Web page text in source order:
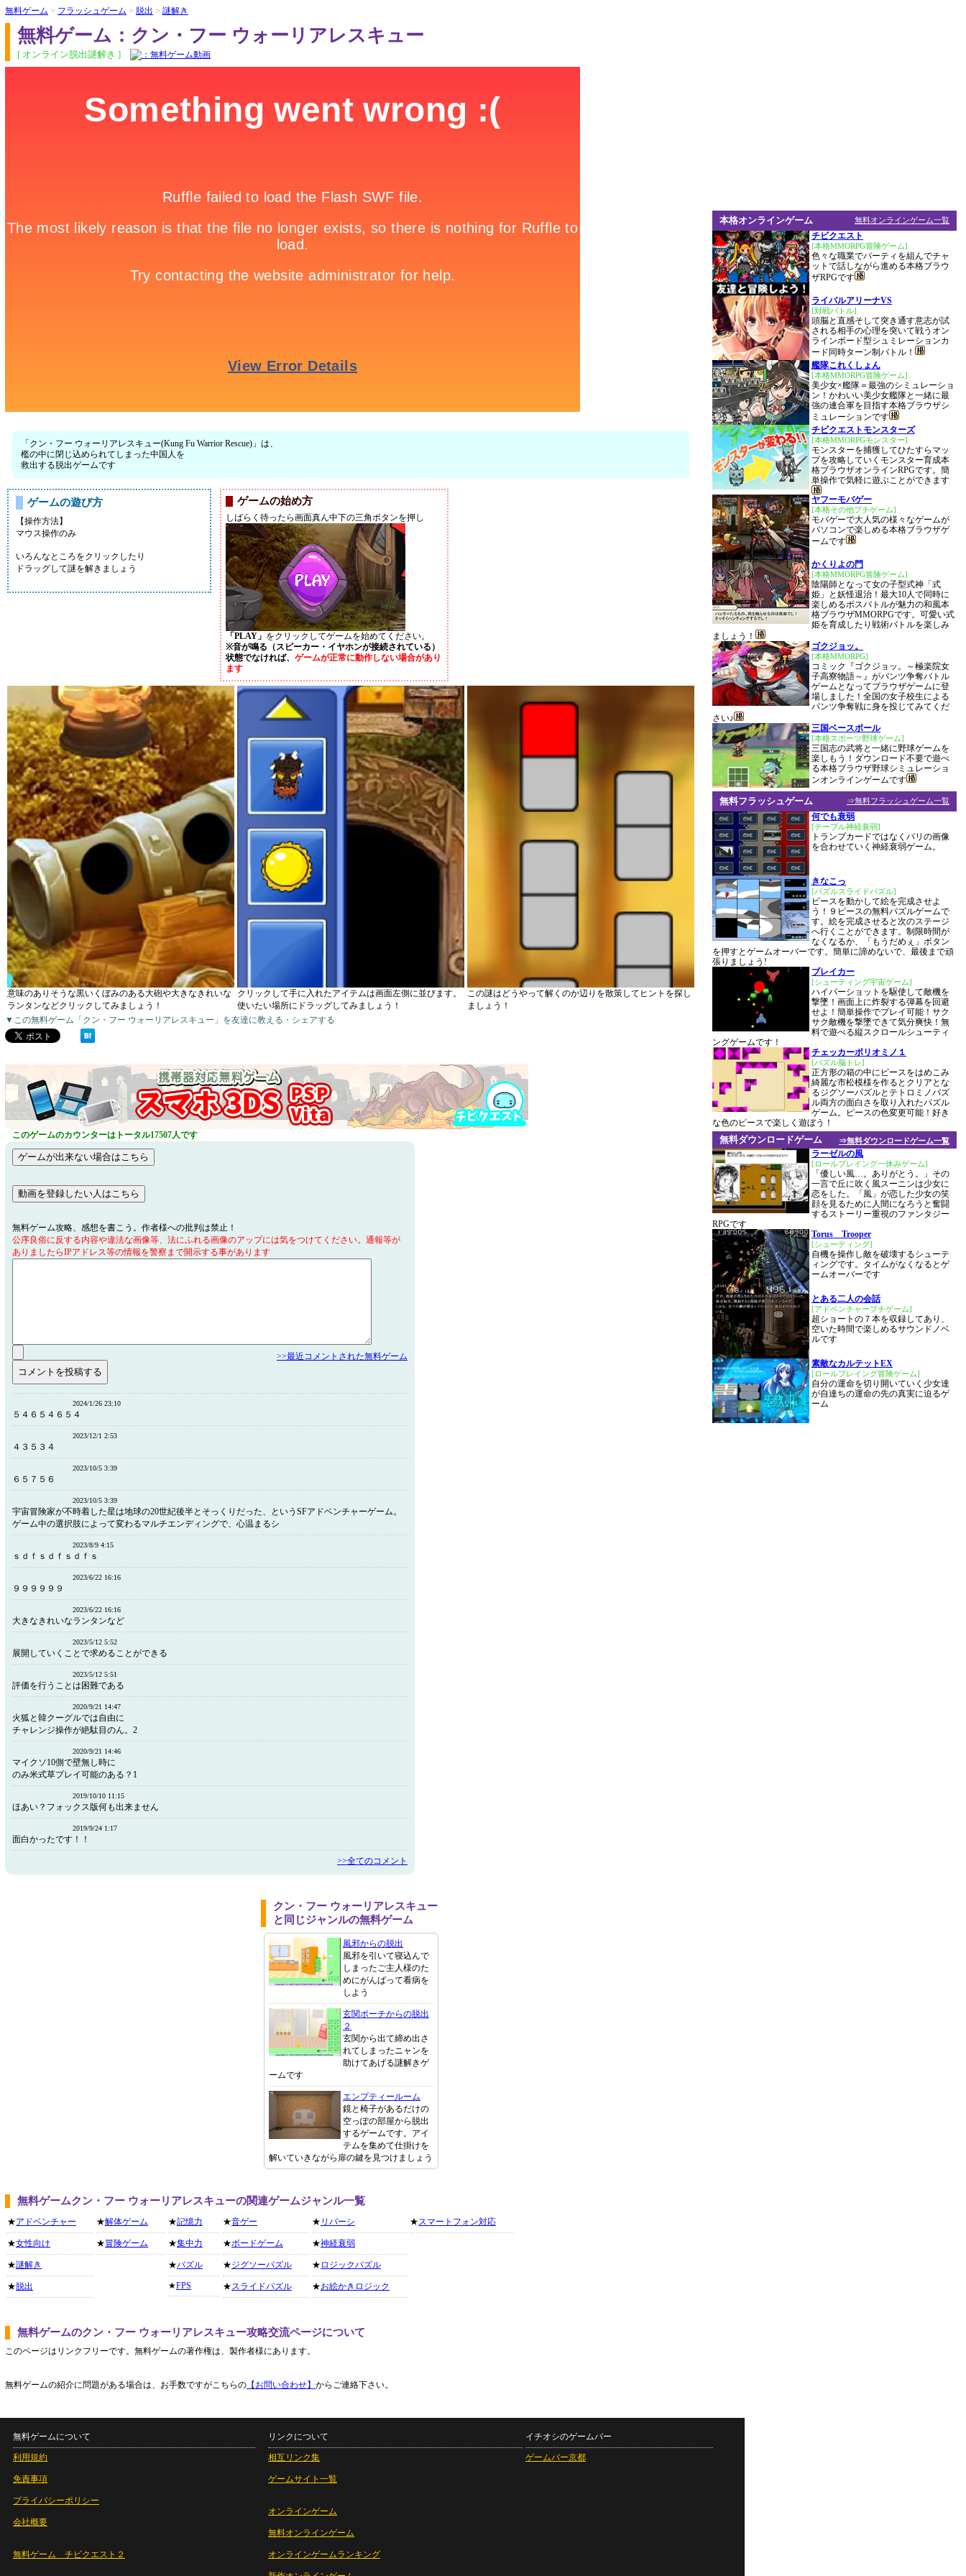
無料ゲーム > フラッシュゲーム > 脱出 > 謎解き
無料ゲーム：クン・フー ウォーリアレスキュー
[ オンライン脱出謎解き ]
「クン・フー ウォーリアレスキュー(Kung Fu Warrior Rescue)」は、
檻の中に閉じ込められてしまった中国人を
救出する脱出ゲームです
ゲームの遊び方
【操作方法】
マウス操作のみ
いろんなところをクリックしたり
ドラッグして謎を解きましょう
ゲームの始め方
しばらく待ったら画面真ん中下の三角ボタンを押し
「PLAY」 をクリックしてゲームを始めてください。
※音が鳴る（スピーカー・イヤホンが接続されている）
状態でなければ、 ゲームが正常に動作しない場合があり
ます
意味のありそうな黒いくぼみのある大砲や大きなきれいな
ランタンなどクリックしてみましょう！
クリックして手に入れたアイテムは画面左側に並びます。
使いたい場所にドラッグしてみましょう！
この謎はどうやって解くのか辺りを散策してヒントを探し
ましょう！
▼この無料ゲーム「クン・フー ウォーリアレスキュー」を友達に教える・シェアする
このゲームのカウンターはトータル17507人です
無料ゲーム攻略、感想を書こう。作者様への批判は禁止！
公序良俗に反する内容や違法な画像等、法にふれる画像のアップには気をつけてください。通報等が
ありましたらIPアドレス等の情報を警察まで開示する事があります
>>最近コメントされた無料ゲーム
2024/1/26 23:10
５４６５４６５４
2023/12/1 2:53
４３５３４
2023/10/5 3:39
６５７５６
2023/10/5 3:39
宇宙冒険家が不時着した星は地球の20世紀後半とそっくりだった、というSFアドベンチャーゲーム。
ゲーム中の選択肢によって変わるマルチエンディングで、心温まるシ
2023/8/9 4:15
ｓｄｆｓｄｆｓｄｆｓ
2023/6/22 16:16
９９９９９９
2023/6/22 16:16
大きなきれいなランタンなど
2023/5/12 5:52
展開していくことで求めることができる
2023/5/12 5:51
評価を行うことは困難である
2020/9/21 14:47
火狐と韓クーグルでは自由に
チャレンジ操作が絶駄目のん。2
2020/9/21 14:46
マイクソ10側で壁無し時に
のみ米式草プレイ可能のある？1
2019/10/10 11:15
ほあい？フォックス版何も出来ません
2019/9/24 1:17
面白かったです！！
>>全てのコメント
クン・フー ウォーリアレスキュー
と同じジャンルの無料ゲーム
風邪からの脱出
風邪を引いて寝込んで
しまったご主人様のた
めにがんばって看病を
しよう
玄関ポーチからの脱出
２
玄関から出て締め出さ
れてしまったニャンを
助けてあげる謎解きゲ
ームです
エンプティールーム
鏡と椅子があるだけの
空っぽの部屋から脱出
するゲームです。アイ
テムを集めて仕掛けを
解いていきながら扉の鍵を見つけましょう
無料ゲームクン・フー ウォーリアレスキューの関連ゲームジャンル一覧
★アドベンチャー
★女性向け
★謎解き
★ 脱出
★解体ゲーム
★冒険ゲーム
★記憶力
★集中力
★パズル
★FPS
★音ゲー
★ボードゲーム
★ジグソーパズル
★スライドパズル
★ リバーシ
★神経衰弱
★ ロジックパズル
★お絵かきロジック
★スマートフォン対応
無料ゲームのクン・フー ウォーリアレスキュー攻略交流ページについて
このページはリンクフリーです。無料ゲームの著作権は、製作者様にあります。
無料ゲームの紹介に問題がある場合は、お手数ですがこちらの 【お問い合わせ】 からご連絡下さい。
無料オンラインゲーム一覧
本格オンラインゲーム
チビクエスト
[本格MMORPG冒険ゲーム]
色々な職業でパーティを組んでチャ
ットで話しながら進める本格ブラウ
ザRPGです
ライバルアリーナVS
[対戦バトル]
頭脳と直感そして突き通す意志が試
される相手の心理を突いて戦うオン
ラインボード型シュミレーションカ
ード同時ターン制バトル！
艦隊これくしょん
[本格MMORPG冒険ゲーム]
美少女×艦隊＝最強のシミュレーショ
ン！かわいい美少女艦隊と一緒に最
強の連合軍を目指す本格ブラウザシ
ミュレーションです
チビクエストモンスターズ
[本格MMORPGモンスター]
モンスターを捕獲してひたすらマッ
プを攻略していくモンスター育成本
格ブラウザオンラインRPGです。簡
単操作で気軽に遊ぶことができます
ヤフーモバゲー
[本格その他プチゲーム]
モバゲーで大人気の様々なゲームが
パソコンで楽しめる本格ブラウザゲ
ームです
かくりよの門
[本格MMORPG冒険ゲーム]
陰陽師となって女の子型式神「式
姫」と妖怪退治！最大10人で同時に
楽しめるボスバトルが魅力の和風本
格ブラウザMMORPGです。可愛い式
姫を育成したり戦術バトルを楽しみ
ましょう！
ゴクジョッ。
[本格MMORPG]
コミック『ゴクジョッ。～極楽院女
子高寮物語～』がパンツ争奪バトル
ゲームとなってブラウザゲームに登
場しました！全国の女子校生による
パンツ争奪戦に身を投じてみてくだ
さい♪
三国ベースボール
[本格スポーツ野球ゲーム]
三国志の武将と一緒に野球ゲームを
楽しもう！ダウンロード不要で遊べ
る本格ブラウザ野球シミュレーショ
ンオンラインゲームです
⇒無料フラッシュゲーム一覧
無料フラッシュゲーム
何でも衰弱
[テーブル神経衰弱]
トランプカードではなくパリの画像
を合わせていく神経衰弱ゲーム。
きなこっ
[パズルスライドパズル]
ピースを動かして絵を完成させよ
う！９ピースの無料パズルゲームで
す。絵を完成させると次のステージ
へ行くことができます。制限時間が
なくなるか、「もうだめぇ」ボタン
を押すとゲームオーバーです。簡単に諦めないで、最後まで頑
張りましょう!
ブレイカー
[シューティング宇宙ゲーム]
ハイパーショットを駆使して敵機を
撃墜！画面上に炸裂する弾幕を回避
せよ！簡単操作でプレイ可能！サク
サク敵機を撃墜できて気分爽快！無
料で遊べる縦スクロールシューティ
ングゲームです！
チェッカーポリオミノ１
[パズル脳トレ]
正方形の箱の中にピースをはめこみ
綺麗な市松模様を作るとクリアとな
るジグソーパズルとテトロミノパズ
ル両方の面白さを取り入れたパズル
ゲーム。ピースの色変更可能！好き
な色のピースで楽しく遊ぼう！
⇒無料ダウンロードゲーム一覧
無料ダウンロードゲーム
ラーゼルの風
[ロールプレイング一休みゲーム]
「優しい風…。ありがとう。」その
一言で丘に吹く風スーニンは少女に
恋をした。「風」が恋した少女の笑
顔を見るために人間になろうと奮闘
するストーリー重視のファンタジー
RPGです
Torus Trooper
[シューティング]
自機を操作し敵を破壊するシューテ
ィングです。タイムがなくなるとゲ
ームオーバーです
とある二人の会話
[アドベンチャープチゲーム]
超ショートの７本を収録してあり、
空いた時間で楽しめるサウンドノベ
ルです
素敵なカルテットEX
[ロールプレイング冒険ゲーム]
自分の運命を切り開いていく少女達
が自達ちの運命の先の真実に迫るゲ
ーム
無料ゲームについて
利用規約
免責事項
プライバシーポリシー
会社概要
無料ゲーム チビクエスト２
リンクについて
相互リンク集
ゲームサイト一覧
オンラインゲーム
無料オンラインゲーム
オンラインゲームランキング
イチオシのゲームバー
ゲームバー京都